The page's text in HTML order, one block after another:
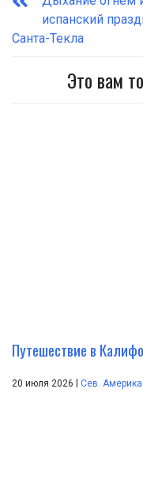
испанский
Санта-Текла
Это вам
Путешествие в
20 июля 2026 Сев. Америка